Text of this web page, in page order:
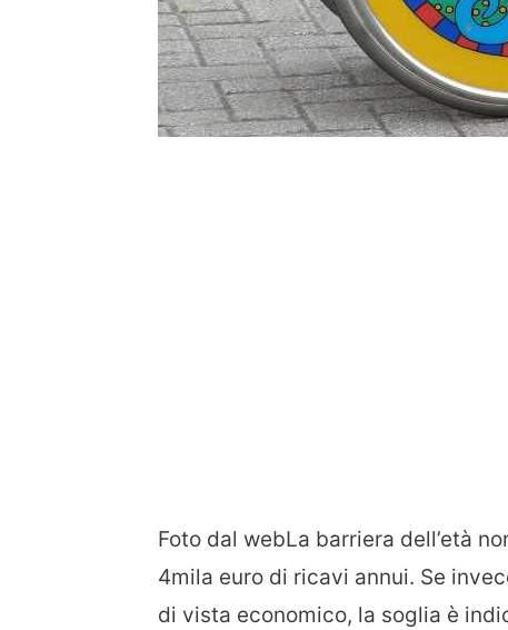
Foto dal webLa barriera dell’età
4mila euro di ricavi annui. Se
di vista economico, la soglia è